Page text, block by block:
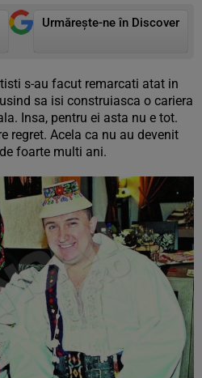
Urmărește-ne în Discover
s-au facut remarcati atat in
sa isi construiasca o cariera
Insa, pentru ei asta nu e tot.
regret. Acela ca nu au devenit
foarte multi ani.